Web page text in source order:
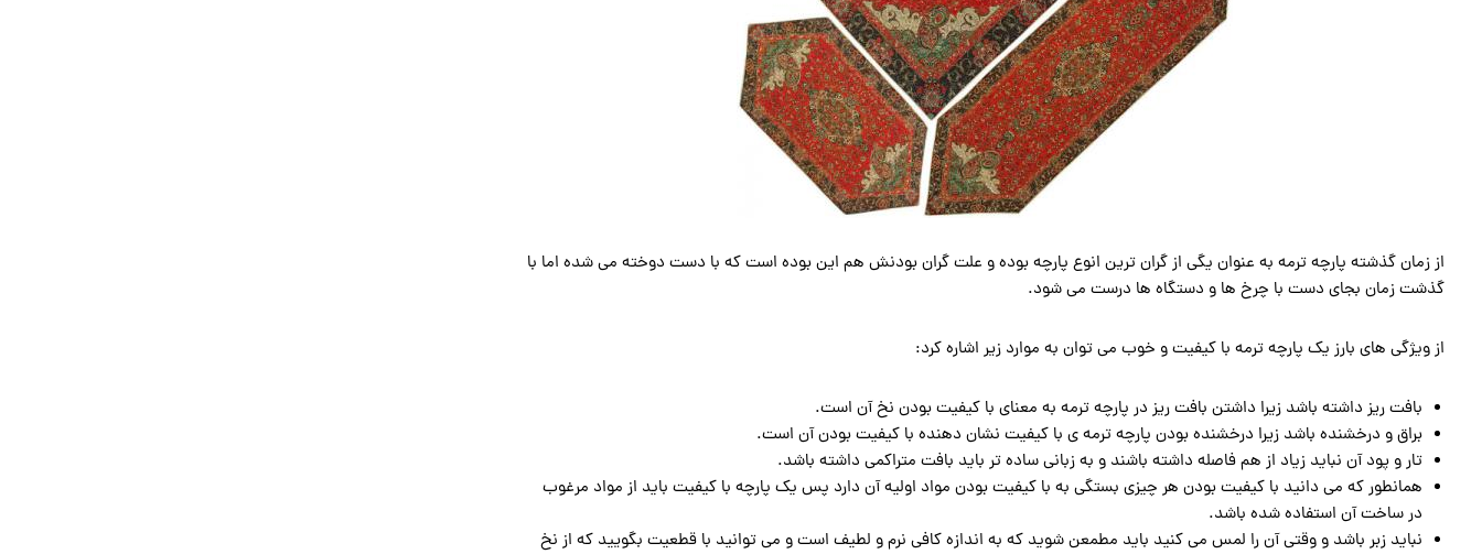
از زمان گذشته پارچه ترمه به عنوان یگی از گران ترین انوع پارچه بوده و علت گران بودنش هم این بوده است که با دست دوخته می شده اما با
گذشت زمان بجای دست با چرخ ها و دستگاه ها درست می شود.
از ویژگی های بارز یک پارچه ترمه با کیفیت و خوب می توان به موارد زیر اشاره کرد:
بافت ریز داشته باشد زیرا داشتن بافت ریز در پارچه ترمه به معنای با کیفیت بودن نخ آن است.
براق و درخشنده باشد زیرا درخشنده بودن پارچه ترمه ی با کیفیت نشان دهنده با کیفیت بودن آن است.
تار و پود آن نباید زیاد از هم فاصله داشته باشند و به زبانی ساده تر باید بافت متراکمی داشته باشد.
همانطور که می دانید با کیفیت بودن هر چیزی بستگی به با کیفیت بودن مواد اولیه آن دارد پس یک پارچه با کیفیت باید از مواد مرغوب
در ساخت آن استفاده شده باشد.
نباید زبر باشد و وقتی آن را لمس می کنید باید مطمعن شوید که به اندازه کافی نرم و لطیف است و می توانید با قطعیت بگویید که از نخ